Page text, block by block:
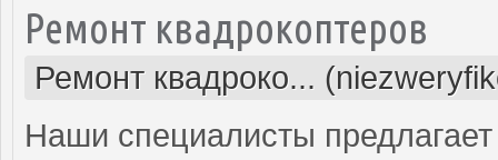
Ремонт квадрокоптеров
Ремонт квадроко...
Наши специалисты